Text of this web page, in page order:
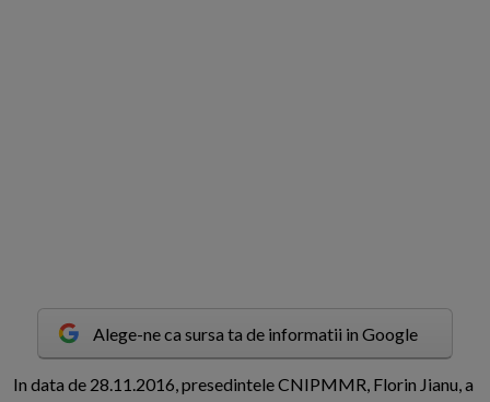
Alege-ne ca sursa ta de informatii in Google
In data de 28.11.2016, presedintele CNIPMMR, Florin Jianu, a